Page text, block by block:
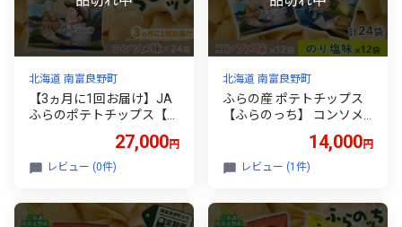
北海道 南富良野町
【3ヵ月に1回お届け】JA
ふらのポテトチップス【ふ
らのっち】コンソメ味24
袋 ふらの農業協同組合(南
富良野町) ジャガイモ コン
便
27,000円
レビュー (0件)
北海道 南富良野町
ふらの産 ポテトチップス
【ふらのっち】 コンソメ
味 ＆ のり塩味 セット ふら
の農業協同組合(南富良野
町) ジャガイモ コンソメ の
14,000円
レビュー (1件)